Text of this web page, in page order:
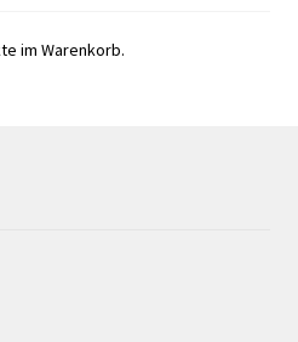
(EQA Schemes)
im Warenkorb.